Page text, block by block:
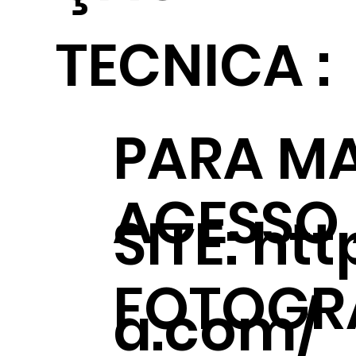
PARA
SITE:
a.com/
TECNICA :